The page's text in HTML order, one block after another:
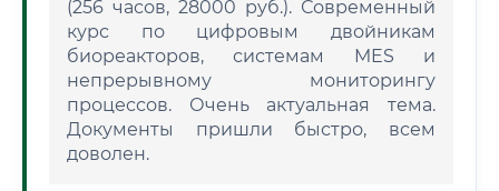
(256 часов, 28000 руб.). Современный
курс по цифровым двойникам
биореакторов, системам MES и
непрерывному мониторингу
процессов. Очень актуальная тема.
Документы пришли быстро, всем
доволен.